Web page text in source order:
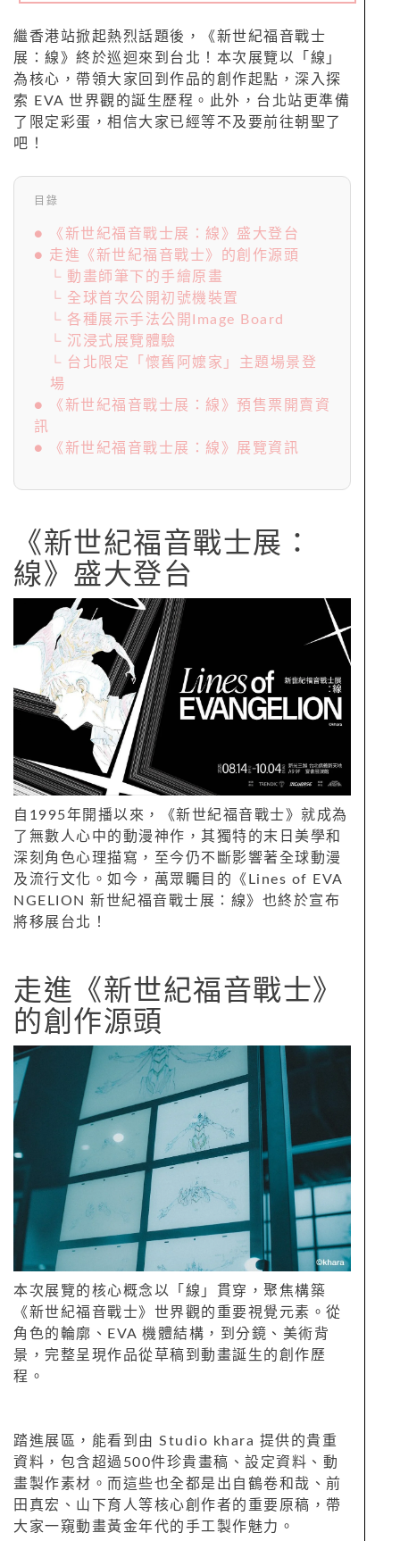
繼香港站掀起熱烈話題後，《新世紀福音戰士
展：線》終於巡迴來到台北！本次展覽以「線」
為核心，帶領大家回到作品的創作起點，深入探
索 EVA 世界觀的誕生歷程。此外，台北站更準備
了限定彩蛋，相信大家已經等不及要前往朝聖了
吧！
目錄
● 《新世紀福音戰士展：線》盛大登台
● 走進《新世紀福音戰士》的創作源頭
└ 動畫師筆下的手繪原畫
└ 全球首次公開初號機裝置
└ 各種展示手法公開Image Board
└ 沉浸式展覽體驗
└ 台北限定「懷舊阿嬤家」主題場景登
場
● 《新世紀福音戰士展：線》預售票開賣資
訊
● 《新世紀福音戰士展：線》展覽資訊
《新世紀福音戰士展：
線》盛大登台
自1995年開播以來，《新世紀福音戰士》就成為
了無數人心中的動漫神作，其獨特的末日美學和
深刻角色心理描寫，至今仍不斷影響著全球動漫
及流行文化。如今，萬眾矚目的《Lines of EVA
NGELION 新世紀福音戰士展：線》也終於宣布
將移展台北！
走進《新世紀福音戰士》
的創作源頭
本次展覽的核心概念以「線」貫穿，聚焦構築
《新世紀福音戰士》世界觀的重要視覺元素。從
角色的輪廓、EVA 機體結構，到分鏡、美術背
景，完整呈現作品從草稿到動畫誕生的創作歷
程。
踏進展區，能看到由 Studio khara 提供的貴重
資料，包含超過500件珍貴畫稿、設定資料、動
畫製作素材。而這些也全都是出自鶴卷和哉、前
田真宏、山下育人等核心創作者的重要原稿，帶
大家一窺動畫黃金年代的手工製作魅力。